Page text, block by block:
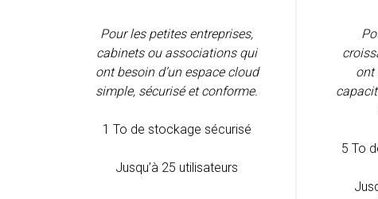
Pour les petites entreprises,
cabinets ou associations qui
ont besoin d’un espace cloud
simple, sécurisé et conforme.
1 To de stockage sécurisé
Jusqu’à 25 utilisateurs
ont
5 To